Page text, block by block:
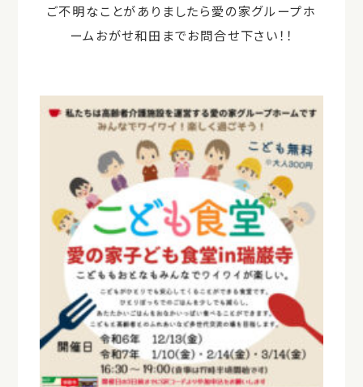
ご不明なことがありましたら愛の家グループホ
ームおがせ和田までお問合せ下さい！！